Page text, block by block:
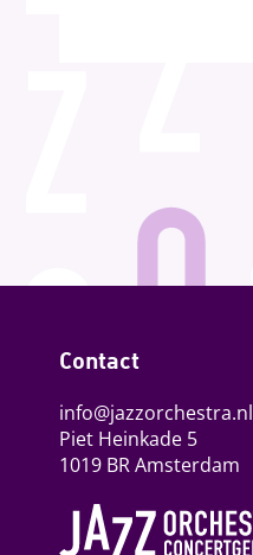
Contact
info@jazzorchestra.nl
Piet Heinkade 5
1019 BR Amsterdam